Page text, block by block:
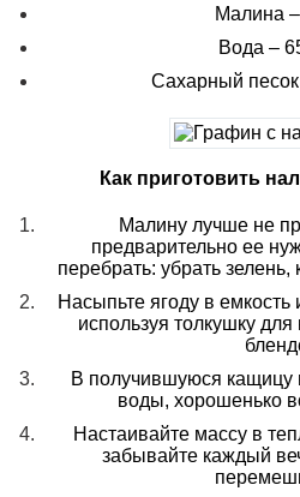
Малина –
Вода –
Сахарный
Как приготовить
Малину лучше не
предварительно ее
перебрать: убрать
Насыпьте ягоду в
используя толкушку
В получившуюся кащицу
воды, хорошенько
Настаивайте массу в
забывайте каждый